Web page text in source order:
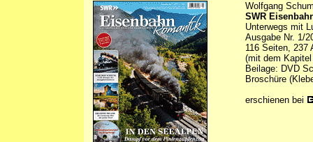
Wolfgang
SWR
Unterwegs mit
Ausgabe Nr. 1/
116 Seiten, 237
(mit dem
Beilage: DVD
Broschüre
erschienen bei